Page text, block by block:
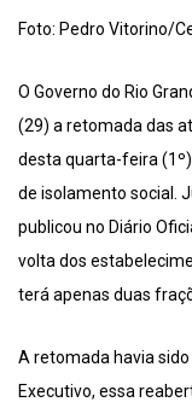
Foto: Pedro Vitorino/
O Governo do Rio
(29) a retomada das
desta quarta-feira
de isolamento social.
publicou no Diário
volta dos
terá apenas duas
A retomada havia
Executivo, essa